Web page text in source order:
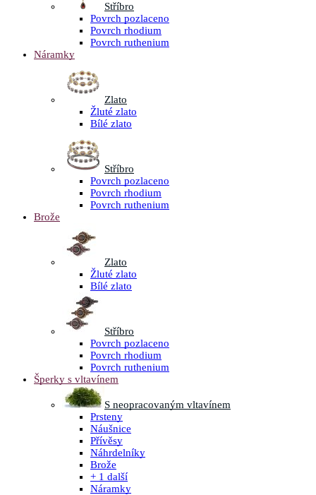
Stříbro
Povrch pozlaceno
Povrch rhodium
Povrch ruthenium
Náramky
Zlato
Žluté zlato
Bílé zlato
Stříbro
Povrch pozlaceno
Povrch rhodium
Povrch ruthenium
Brože
Zlato
Žluté zlato
Bílé zlato
Stříbro
Povrch pozlaceno
Povrch rhodium
Povrch ruthenium
Šperky s vltavínem
S neopracovaným vltavínem
Prsteny
Náušnice
Přívěsy
Náhrdelníky
Brože
+ 1 další
Náramky